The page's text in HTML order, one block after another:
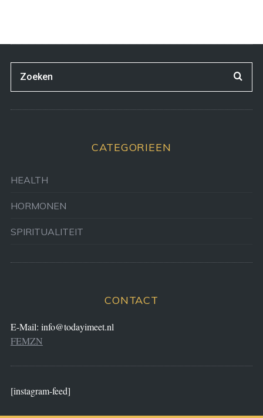
CATEGORIEEN
HEALTH
HORMONEN
SPIRITUALITEIT
CONTACT
E-Mail: info@todayimeet.nl
FEMZN
[instagram-feed]